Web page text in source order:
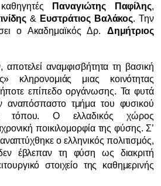
Παναγιώτης Παφίλης,
& Ευστράτιος Βαλάκος. Την
ο Ακαδημαϊκός Δρ. Δημήτριος
αναμφισβήτητα τη βασική
κληρονομιάς μιας κοινότητας
επίπεδο οργάνωσης. Τα φυτά
αναπόσπαστο τμήμα του φυσικού
τόπου. Ο ελλαδικός χώρος
ποικιλομορφία της φύσης. Σ’
ο ελληνικός πολιτισμός,
έβλεπαν τη φύση ως διακριτή
στοιχείο της καθημερινής